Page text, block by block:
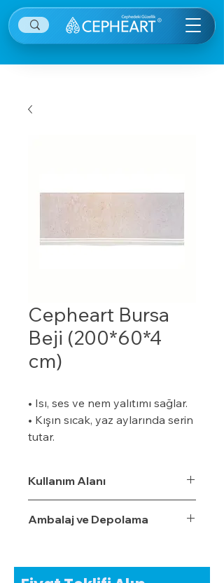
Cepheart Bursa
Beji (200*60*4
cm)
• Isı, ses ve nem yalıtımı sağlar.
• Kışın sıcak, yaz aylarında serin
tutar.
• Boyalı veya boyasız tüm
yüzeylere uygulanabilir.
• Uygulaması kolaydır.
• Ekonomiktir.
Kullanım Alanı
Ambalaj ve Depolama